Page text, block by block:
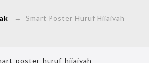
→ Smart Poster Huruf Hijaiyah